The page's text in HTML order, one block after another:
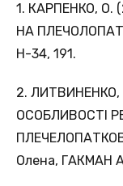
1. КАРПЕНКО, О.
НА
Н-34, 191.
2. ЛИТВИНЕНКО,
ОСОБЛИВОСТІ
Олена, ГАКМАН